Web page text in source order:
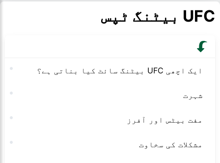
UFC بیٹنگ ٹپس
ایک اچھی UFC بیٹنگ سائٹ کیا بناتی ہے؟
شہرت
مفت بیٹس اور آفرز
مشکلات کی سخاوت